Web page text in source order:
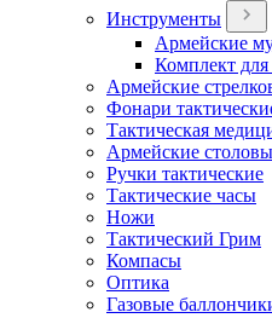
Инструменты
Армейские
Комплект
Армейские
Фонари
Тактическая
Армейские
Ручки тактические
Тактические часы
Ножи
Тактический Грим
Компасы
Оптика
Газовые